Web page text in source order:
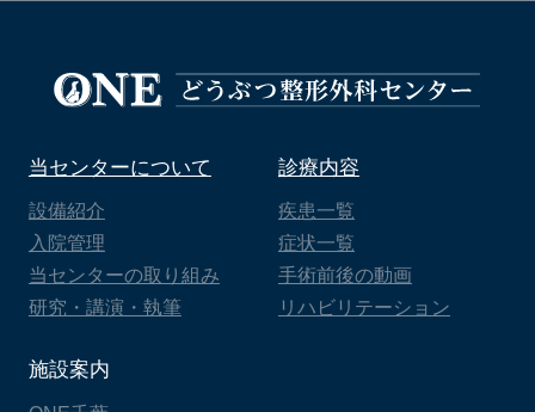
当センターについて
設備紹介
入院管理
当センターの取り組み
研究・講演・執筆
診療内容
疾患一覧
症状一覧
手術前後の動画
リハビリテーション
施設案内